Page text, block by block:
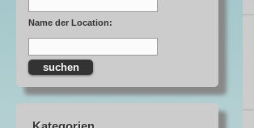
Name der Location: